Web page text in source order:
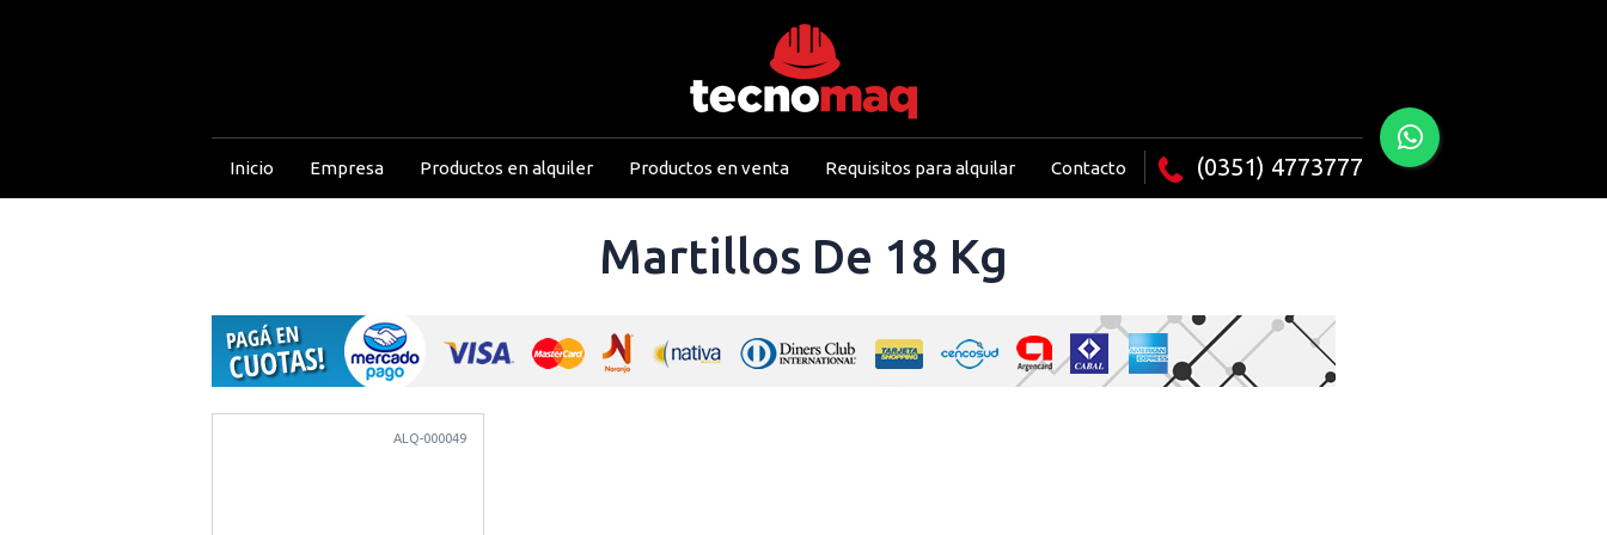
Inicio Empresa Productos en alquiler Productos en venta Requisitos para alquilar Contacto (0351) 4773777
Martillos De 18 Kg
ALQ-000049